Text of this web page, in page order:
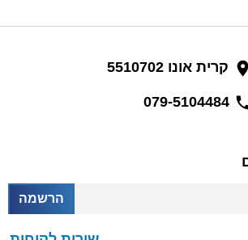
קרית אונו 5510702
הרשמה